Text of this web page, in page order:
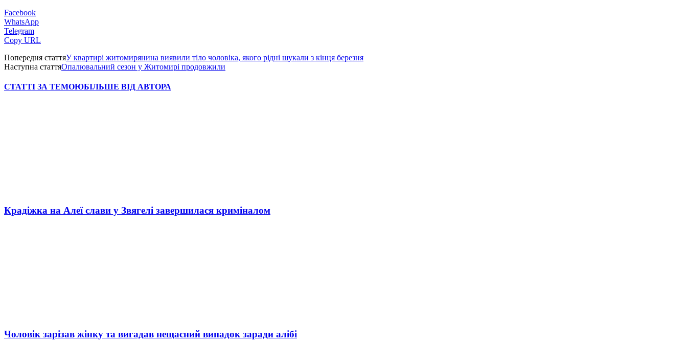
Facebook
WhatsApp
Telegram
Copy URL
Попередня статтяУ квартирі житомирянина виявили тіло чоловіка, якого рідні шукали з кінця березня
Наступна статтяОпалювальний сезон у Житомирі продовжили
СТАТТІ ЗА ТЕМОЮБІЛЬШЕ ВІД АВТОРА
Крадіжка на Алеї слави у Звягелі завершилася криміналом
Чоловік зарізав жінку та вигадав нещасний випадок заради алібі